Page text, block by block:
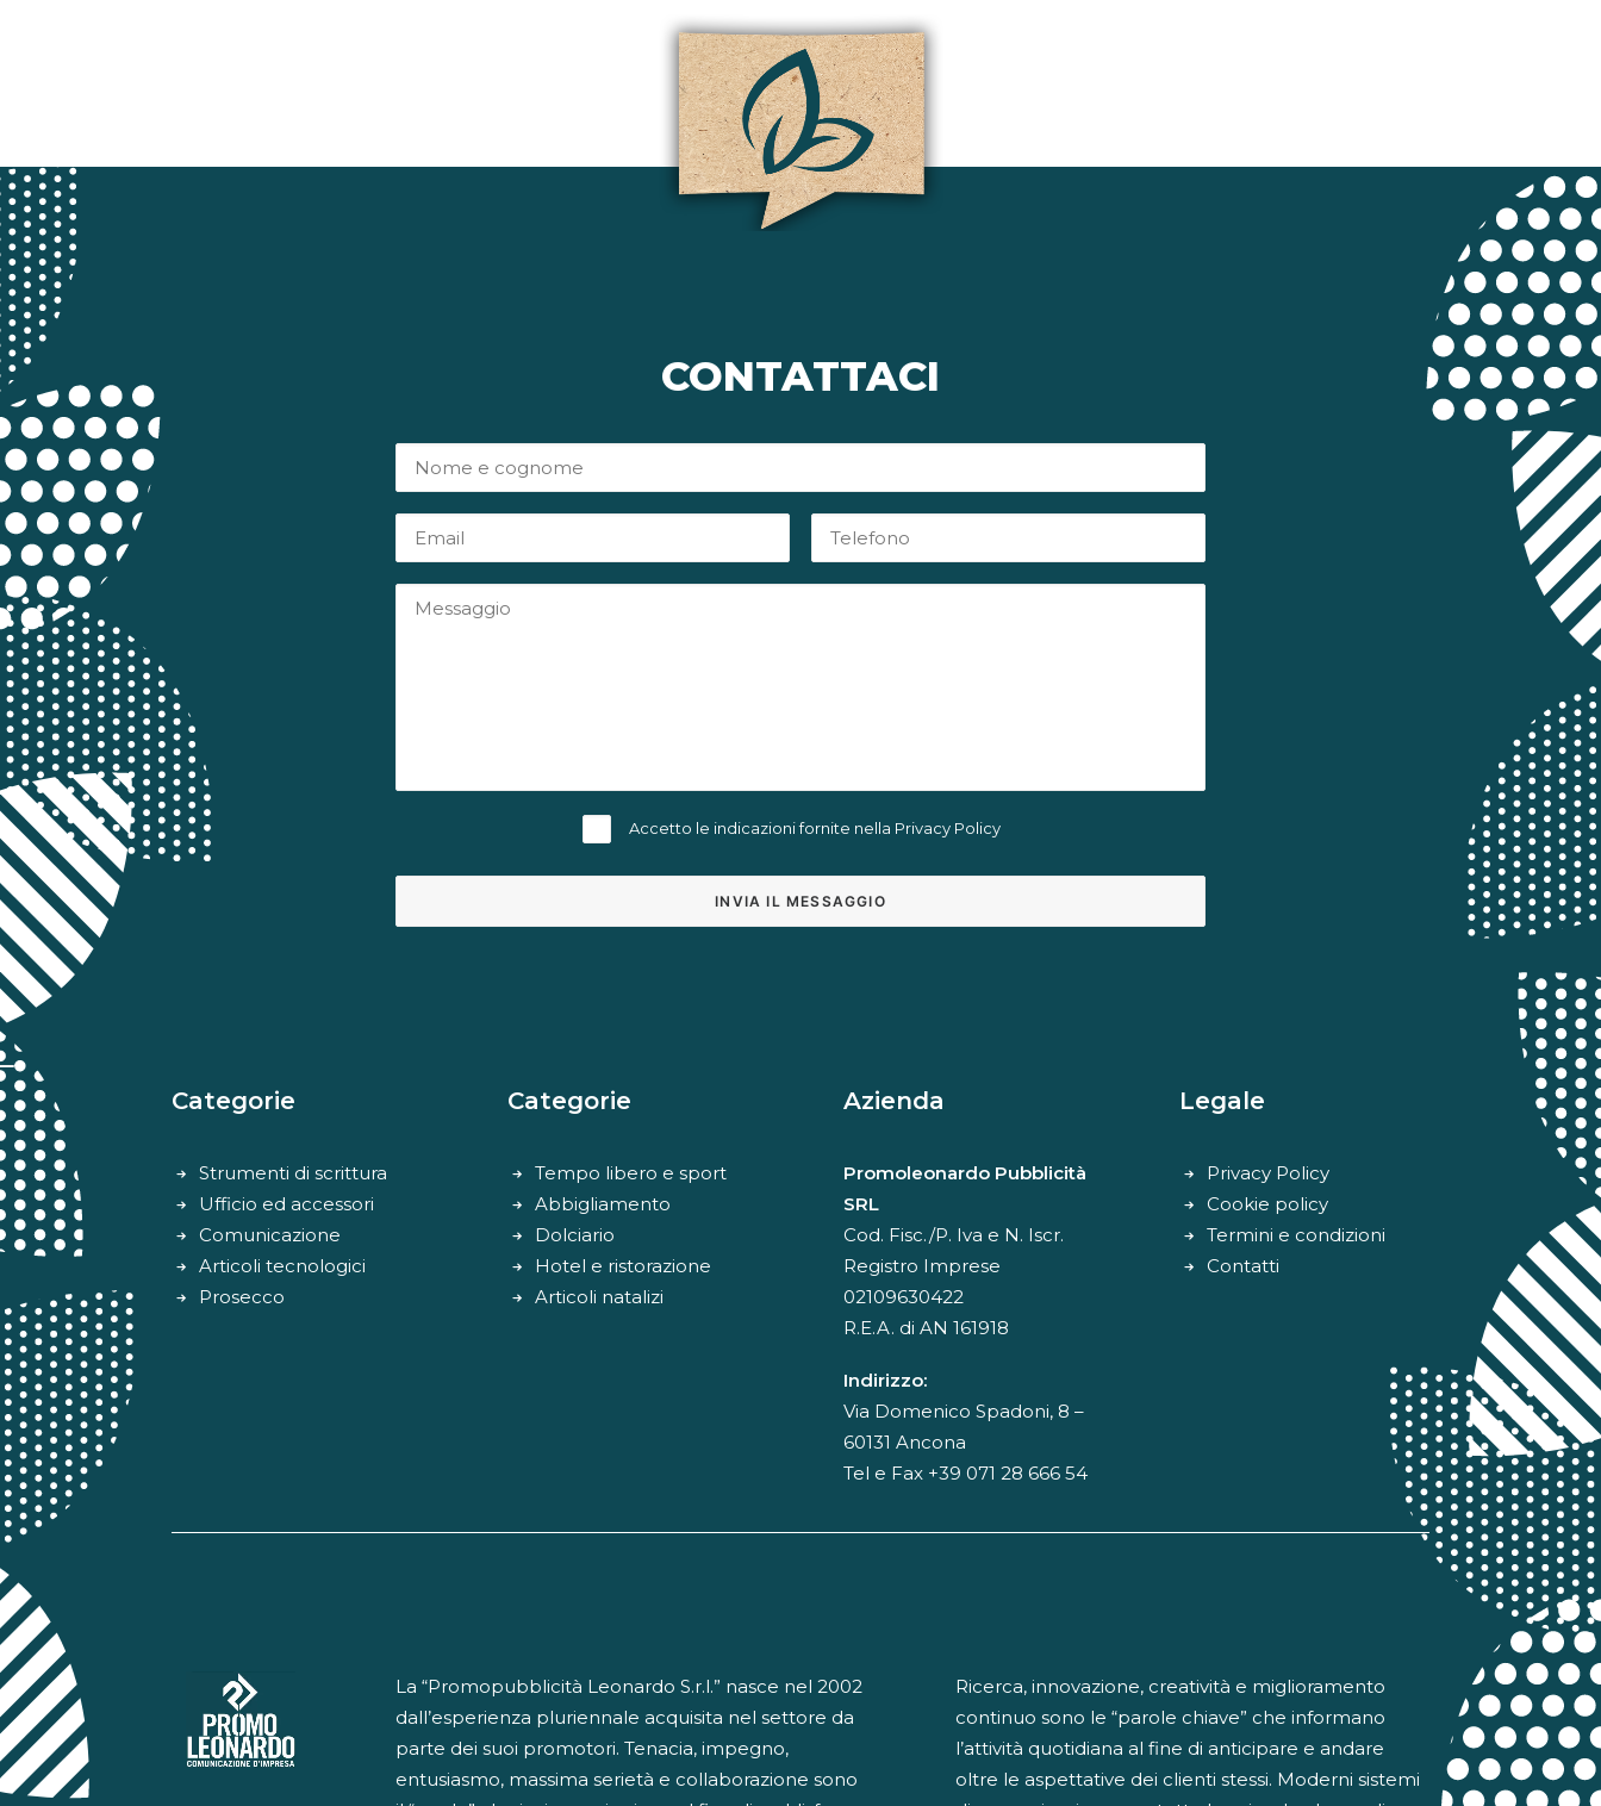
CONTATTACI
Accetto le indicazioni fornite nella Privacy Policy
Categorie
Strumenti di scrittura
Ufficio ed accessori
Comunicazione
Articoli tecnologici
Prosecco
Categorie
Tempo libero e sport
Abbigliamento
Dolciario
Hotel e ristorazione
Articoli natalizi
Azienda
Promoleonardo Pubblicità
SRL
Cod. Fisc./P. Iva e N. Iscr.
Registro Imprese
02109630422
R.E.A. di AN 161918
Indirizzo:
Via Domenico Spadoni, 8 –
60131 Ancona
Tel e Fax +39 071 28 666 54
Legale
Privacy Policy
Cookie policy
Termini e condizioni
Contatti
La “Promopubblicità Leonardo S.r.l.” nasce nel 2002
dall’esperienza pluriennale acquisita nel settore da
parte dei suoi promotori. Tenacia, impegno,
entusiasmo, massima serietà e collaborazione sono
Ricerca, innovazione, creatività e miglioramento
continuo sono le “parole chiave” che informano
l’attività quotidiana al fine di anticipare e andare
oltre le aspettative dei clienti stessi. Moderni sistemi